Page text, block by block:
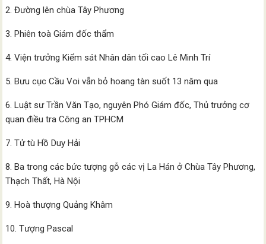
2. Đường lên chùa Tây Phương
3. Phiên toà Giám đốc thẩm
4. Viện trưởng Kiểm sát Nhân dân tối cao Lê Minh Trí
5. Bưu cục Cầu Voi vẫn bỏ hoang tàn suốt 13 năm qua
6. Luật sư Trần Văn Tạo, nguyên Phó Giám đốc, Thủ trưởng cơ
quan điều tra Công an TPHCM
7. Tử tù Hồ Duy Hải
8. Ba trong các bức tượng gỗ các vị La Hán ở Chùa Tây Phương,
Thạch Thất, Hà Nội
9. Hoà thượng Quảng Khâm
10. Tượng Pascal